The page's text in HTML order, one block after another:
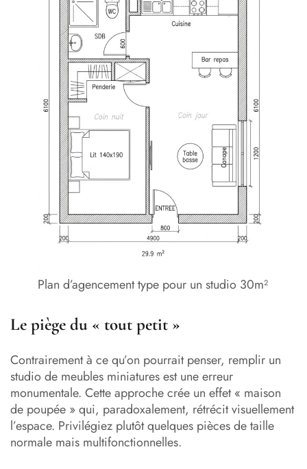
Plan d’agencement type pour un studio 30m²
Le piège du « tout petit »
Contrairement à ce qu’on pourrait penser, remplir un
studio de meubles miniatures est une erreur
monumentale. Cette approche crée un effet « maison
de poupée » qui, paradoxalement, rétrécit visuellement
l’espace. Privilégiez plutôt quelques pièces de taille
normale mais multifonctionnelles.